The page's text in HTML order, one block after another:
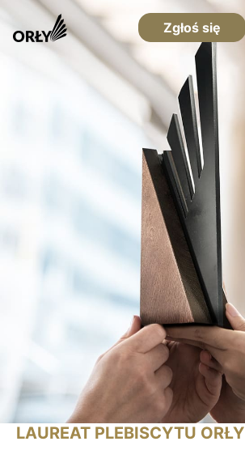
Zgłoś się
LAUREAT PLEBISCYTU ORŁY